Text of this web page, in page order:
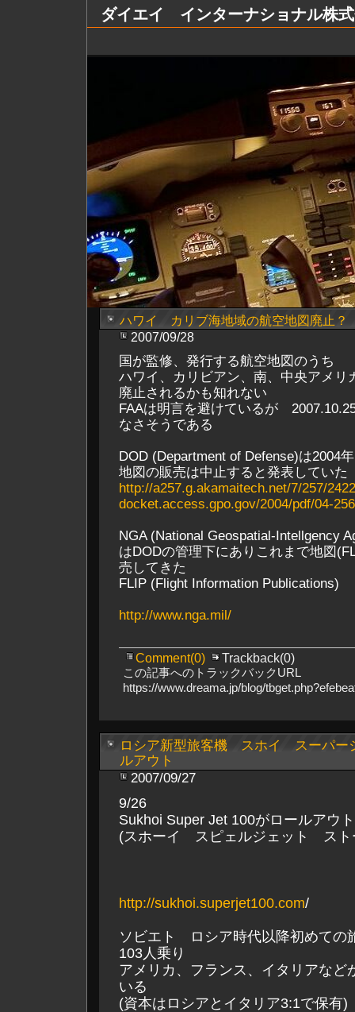
ダイエイ インターナショナル株
ハワイ カリブ海地域の航空地図廃止？
2007/09/28
国が監修、発行する航空地図のうち
ハワイ、カリビアン、南、中央アメリ
廃止されるかも知れない
FAAは明言を避けているが
なさそうである
DOD (Department of Defense)は2004
地図の販売は中止すると発表していた
http://a257.g.akamaitech.net/7/257/
docket.access.gpo.gov/2004/pdf/04-
NGA (National Geospatial-Intellgency
はDODの管理下にありこれまで地図
売してきた
FLIP (Flight Information Publications)
http://www.nga.mil/
Comment(0) Trackback(0)
この記事へのトラックバックURL
https://www.dreama.jp/blog/
ロシア新型旅客機 スホイ スーパ
ルアウト
2007/09/27
9/26
Sukhoi Super Jet 100がロールアウ
(スホーイ スピェルジェット スト
http://sukhoi.superjet100.com/
ソビエト ロシア時代以降初めての
103人乗り
アメリカ、フランス、イタリアなど
いる
(資本はロシアとイタリア3:1で保有)